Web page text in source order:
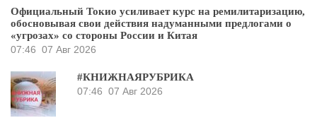
Официальный Токио усиливает курс на ремилитаризацию,
обосновывая свои действия надуманными предлогами о
«угрозах» со стороны России и Китая
07:46 07 Авг 2026
#КНИЖНАЯРУБРИКА
07:46 07 Авг 2026